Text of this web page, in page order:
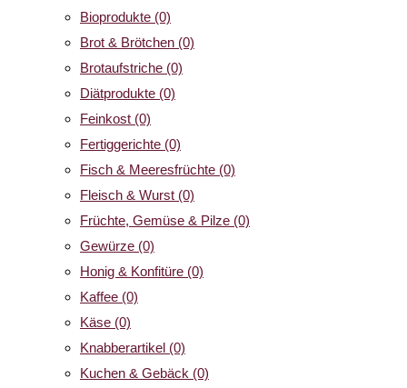
Bioprodukte (0)
Brot & Brötchen (0)
Brotaufstriche (0)
Diätprodukte (0)
Feinkost (0)
Fertiggerichte (0)
Fisch & Meeresfrüchte (0)
Fleisch & Wurst (0)
Früchte, Gemüse & Pilze (0)
Gewürze (0)
Honig & Konfitüre (0)
Kaffee (0)
Käse (0)
Knabberartikel (0)
Kuchen & Gebäck (0)